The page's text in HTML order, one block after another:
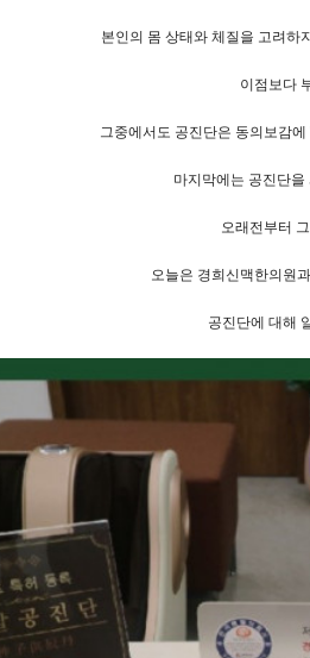
본인의 몸 상태와 체질을 고려하
이점보다
그중에서도 공진단은 동의보감
마지막에는 공진단
오래전부터
오늘은 경희신맥한의원
공진단에 대해